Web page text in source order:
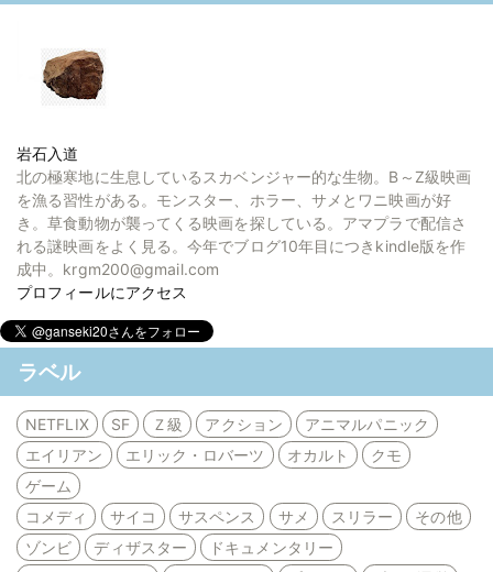
岩石入道
北の極寒地に生息しているスカベンジャー的な生物。B～Z級映画
を漁る習性がある。モンスター、ホラー、サメとワニ映画が好
き。草食動物が襲ってくる映画を探している。アマプラで配信さ
れる謎映画をよく見る。今年でブログ10年目につきkindle版を作
成中。krgm200@gmail.com
プロフィールにアクセス
ラベル
NETFLIX SF Ｚ級 アクション
アニマルパニック
エイリアン
エリック・ロバーツ オカルト
クモ
ゲーム
コメディ
サイコ サスペンス サメ スリラー
その他
ゾンビ
ディザスター
ドキュメンタリー